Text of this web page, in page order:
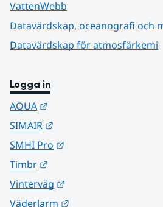
VattenWebb
Datavärdskap, oceanografi och
Datavärdskap för atmosfärkemi
Logga in
AQUA
SIMAIR
SMHI Pro
Timbr
Vinterväg
Väderlarm